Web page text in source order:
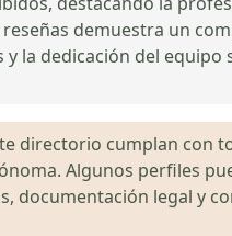
demuestra un
la dedicación del
directorio cumplan con
Algunos perfiles
documentación legal y